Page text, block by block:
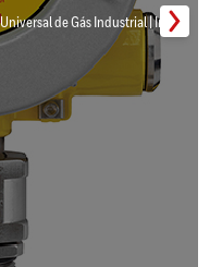
de Gás Industrial | Inmar